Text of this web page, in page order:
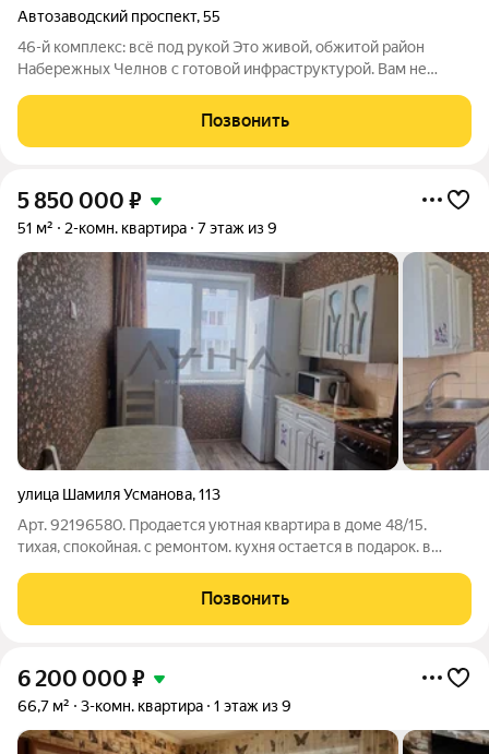
Автозаводский проспект,55
46-й комплекс: всё под рукой Это живой, обжитой район
Набережных Челнов с готовой инфраструктурой. Вам не
есть всё: продуктовые сети и небольшие магазинчики, аптеки,
пекарни, парикмахерские.
Позвонить
5 850 000 ₽
51 м² 2-комн. квартира 7 этаж из 9
улица Шамиля Усманова,113
Арт. 92196580. Продается уютная квартира в доме 48/15.
тихая, спокойная. с ремонтом. кухня остается в подарок. в
сторону и детский сад. придомовую территорию привели в
порядок. обновили парковочные
Позвонить
6 200 000 ₽
66,7 м² 3-комн. квартира 1 этаж из 9